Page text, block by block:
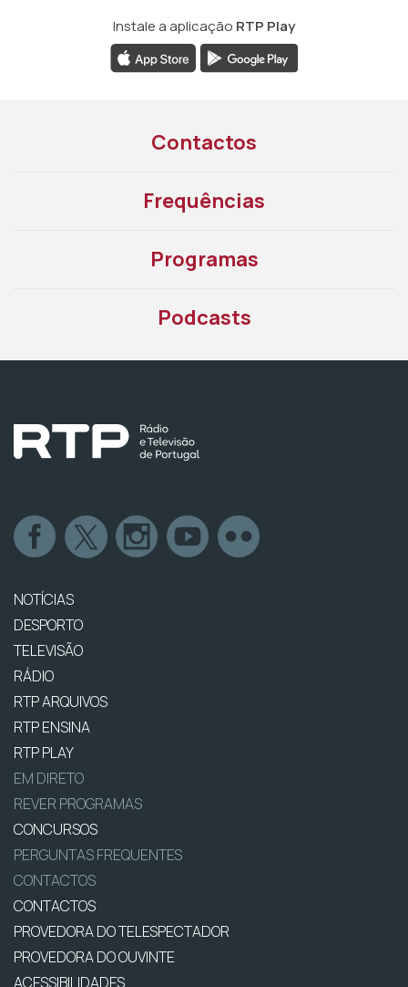
Instale a aplicação RTP Play
Contactos
Frequências
Programas
Podcasts
NOTÍCIAS
DESPORTO
TELEVISÃO
RÁDIO
RTP ARQUIVOS
RTP ENSINA
RTP PLAY
EM DIRETO
REVER PROGRAMAS
CONCURSOS
PERGUNTAS FREQUENTES
CONTACTOS
CONTACTOS
PROVEDORA DO TELESPECTADOR
PROVEDORA DO OUVINTE
ACESSIBILIDADES